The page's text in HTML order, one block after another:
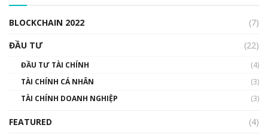
00:02:14
Nhìn lại năm 2022: Những sự kiện ảnh hưởng
đến hệ sinh thái tiền mã hoá | Phổ cập
BLOCKCHAIN 2022
(7)
ĐẦU TƯ
(22)
ĐẦU TƯ TÀI CHÍNH
(4)
TÀI CHÍNH CÁ NHÂN
(3)
TÀI CHÍNH DOANH NGHIỆP
(3)
FEATURED
(4)